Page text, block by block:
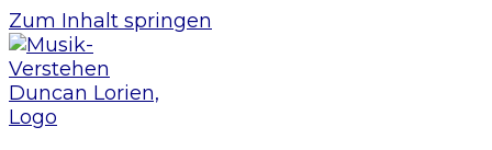
Zum Inhalt springen